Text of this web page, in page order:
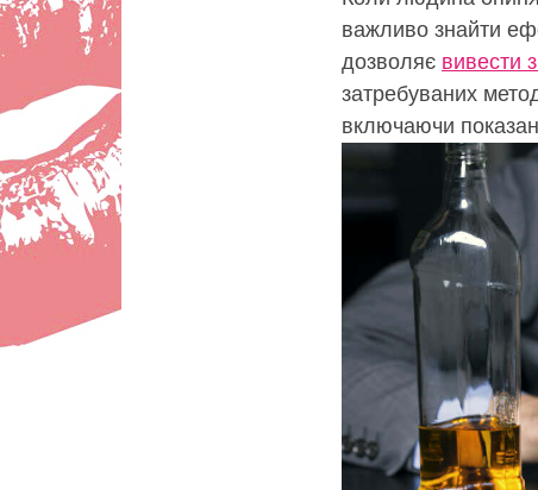
важливо знайти
дозволяє вивести
затребуваних
включаючи